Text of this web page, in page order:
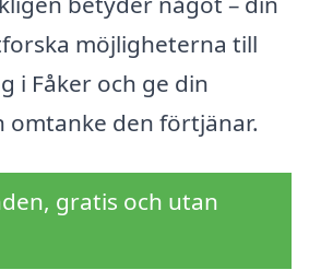
möjligheterna till
i Fåker och ge din
omtanke den förtjänar.
gratis och utan